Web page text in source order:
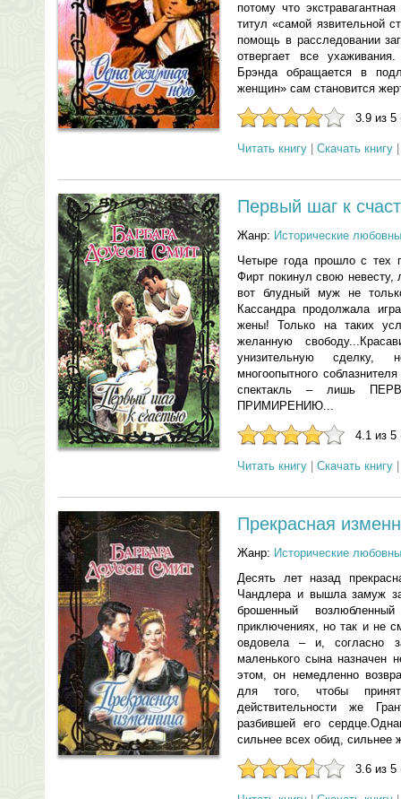
потому что
титул «самой язвительной
помощь в расследовании
отвергает все
Брэнда обращается в
женщин» сам становится
3.9 из 5
Читать книгу Скачать книгу
Первый шаг к
Жанр: Исторические
Четыре года прошло с тех
Фирт покинул свою
вот блудный муж не
Кассандра продолжала
жены! Только на таких
желанную
унизительную сделку,
многоопытного
спектакль – лишь
ПРИМИРЕНИЮ...
4.1 из 5
Читать книгу Скачать книгу
Прекрасная
Жанр: Исторические
Десять лет назад
Чандлера и вышла замуж
брошенный
приключениях, но так и не
овдовела – и, согласно
маленького сына назначен
этом, он немедленно
для того, чтобы
действительности же
разбившей его
сильнее всех обид,
3.6 из 5